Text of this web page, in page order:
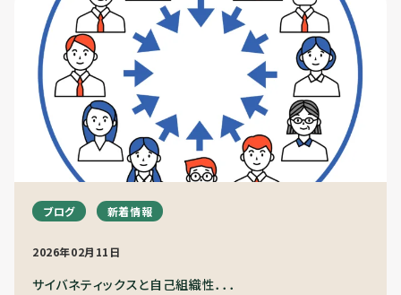
ブログ 新着情報
2026年02月11日
サイバネティックスと自己組織性．．．